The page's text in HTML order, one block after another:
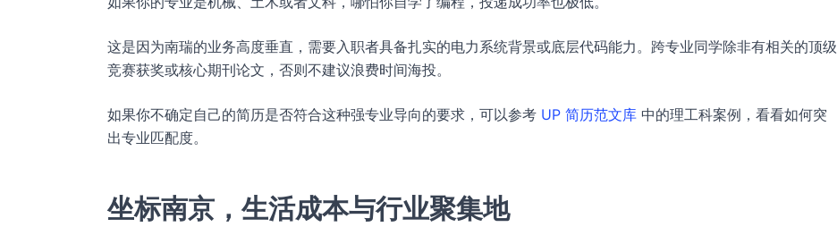
这是因为南瑞的业务高度垂直，需要入职者具备扎实的电力系统背景或底层代码能力。跨专业同学除非有相关的顶级
竞赛获奖或核心期刊论文，否则不建议浪费时间海投。
如果你不确定自己的简历是否符合这种强专业导向的要求，可以参考 UP 简历范文库 中的理工科案例，看看如何突
出专业匹配度。
坐标南京，生活成本与行业聚集地